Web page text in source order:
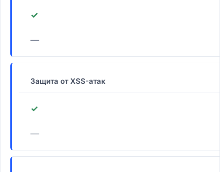
✓
—
Защита от XSS-атак
✓
—